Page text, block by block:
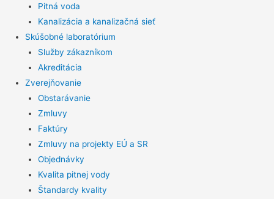
Pitná voda
Kanalizácia a kanalizačná sieť
Skúšobné laboratórium
Služby zákazníkom
Akreditácia
Zverejňovanie
Obstarávanie
Zmluvy
Faktúry
Zmluvy na projekty EÚ a SR
Objednávky
Kvalita pitnej vody
Štandardy kvality